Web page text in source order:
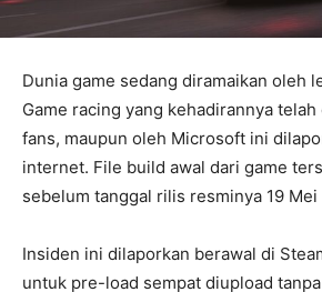
Dunia game sedang diramaikan oleh
Game racing yang kehadirannya
fans, maupun oleh Microsoft ini
internet. File build awal dari game
sebelum tanggal rilis resminya 19 Mei
Insiden ini dilaporkan berawal di
untuk pre-load sempat diupload